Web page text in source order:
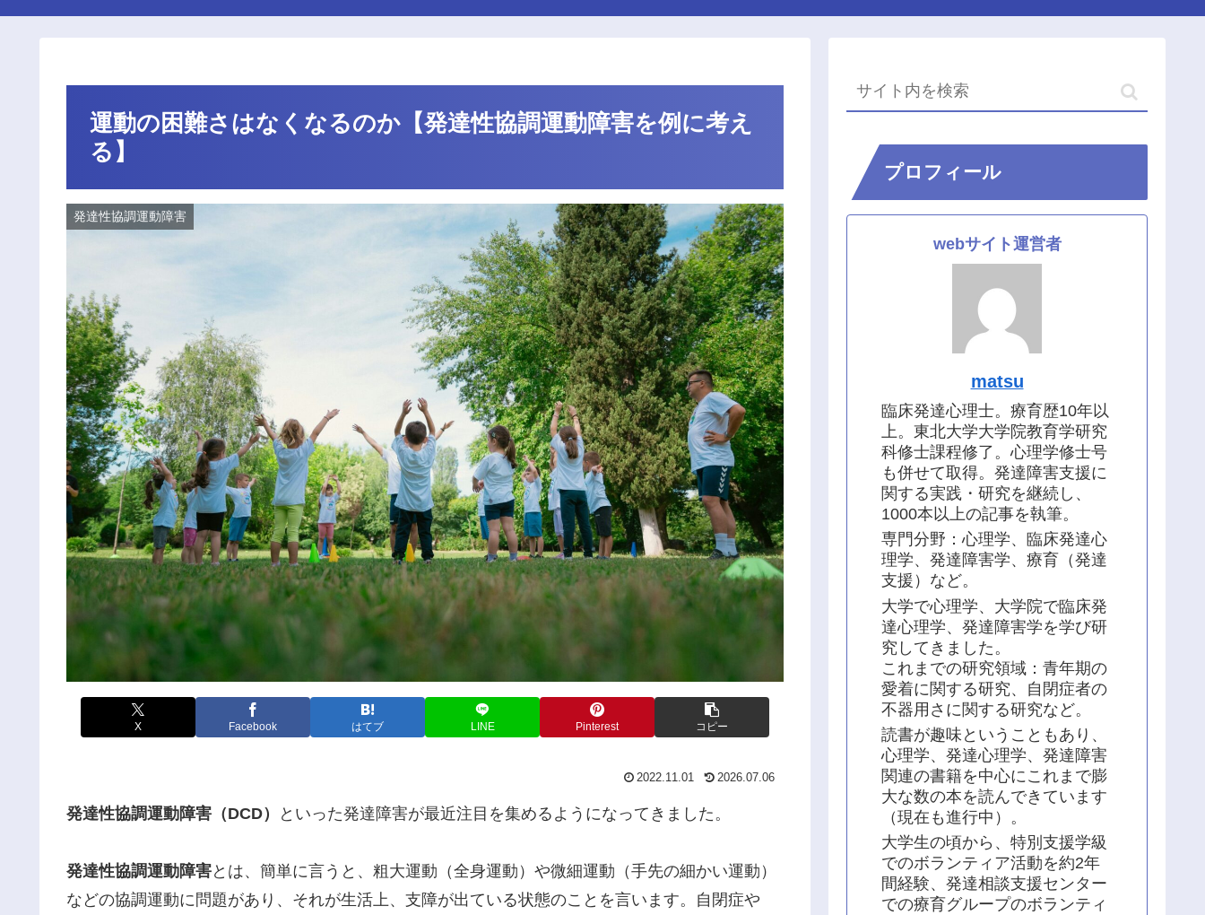
運動の困難さはなくなるのか【発達性協調運動障害を例に考え
る】
発達性協調運動障害
X Facebook はてブ LINE Pinterest コピー
2022.11.01 2026.07.06
発達性協調運動障害（DCD） といった発達障害が最近注目を集めるようになってきました。
発達性協調運動障害とは、簡単に言うと、粗大運動（全身運動）や微細運動（手先の細かい運動）
などの協調運動に問題があり、それが生活上、支障が出ている状態のことを言います。自閉症や
プロフィール
webサイト運営者
matsu
臨床発達心理士。療育歴10年以
上。東北大学大学院教育学研究
科修士課程修了。心理学修士号
も併せて取得。発達障害支援に
関する実践・研究を継続し、
1000本以上の記事を執筆。
専門分野：心理学、臨床発達心
理学、発達障害学、療育（発達
支援）など。
大学で心理学、大学院で臨床発
達心理学、発達障害学を学び研
究してきました。
これまでの研究領域：青年期の
愛着に関する研究、自閉症者の
不器用さに関する研究など。
読書が趣味ということもあり、
心理学、発達心理学、発達障害
関連の書籍を中心にこれまで膨
大な数の本を読んできています
（現在も進行中）。
大学生の頃から、特別支援学級
でのボランティア活動を約2年
間経験、発達相談支援センター
での療育グループのボランティ